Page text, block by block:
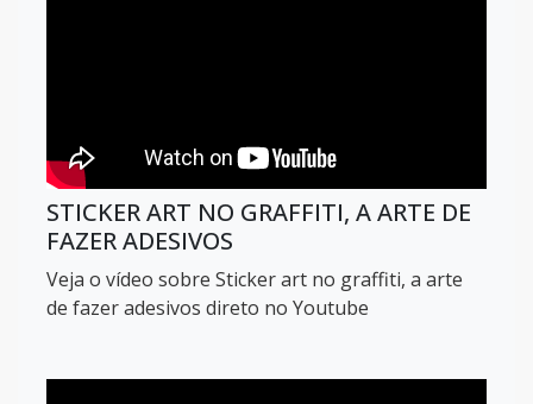
STICKER ART NO GRAFFITI, A ARTE DE
FAZER ADESIVOS
Veja o vídeo sobre Sticker art no graffiti, a arte
de fazer adesivos direto no Youtube